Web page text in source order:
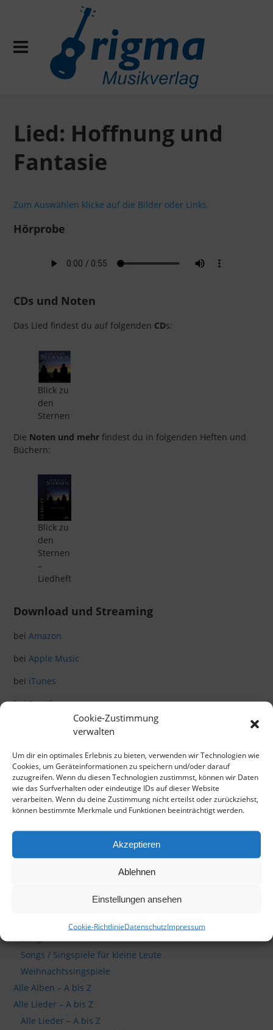
Cookie-Zustimmung
verwalten
Um dir ein optimales Erlebnis zu bieten, verwenden wir Technologien wie
Cookies, um Geräteinformationen zu speichern und/oder darauf
zuzugreifen. Wenn du diesen Technologien zustimmst, können wir Daten
wie das Surfverhalten oder eindeutige IDs auf dieser Website
verarbeiten. Wenn du deine Zustimmung nicht erteilst oder zurückziehst,
können bestimmte Merkmale und Funktionen beeinträchtigt werden.
Akzeptieren
Ablehnen
Einstellungen ansehen
Cookie-RichtlinieDatenschutzImpressum
Lied: Hoffnung und
Fantasie
Zum Auswählen klicke auf die Bilder oder Links.
Hörprobe
CDs und Noten
Das Lied findest du auf folgenden CDs:
Blick zu
den
Sternen
Die Noten und mehr findest du in folgenden Heften und
Büchern:
Blick zu
den
Sternen
–
Liedheft
Download und Streaming
beiAmazon
beiApple Music
bei iTunes
beiSpotify
Klicke hier, um Marketing-Cookies zu
Songs
Songs / Singspiele für kleine Leute
Weihnachtssingspiele
Alle Alben – A bis Z
Alle Lieder – A bis Z
Alle Lieder – A bis Z